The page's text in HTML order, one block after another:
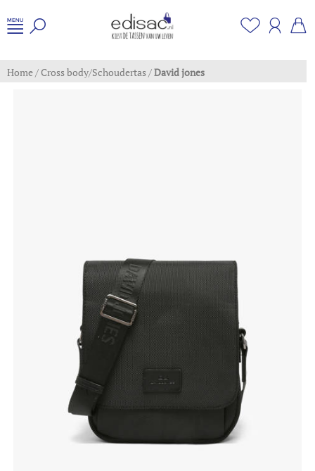
Home/Cross body/Schoudertas/David jones